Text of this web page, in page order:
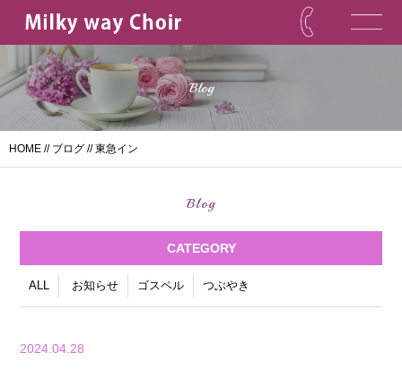
Blog
HOME // ブログ // 東急イン
Blog
CATEGORY
ALL お知らせ ゴスペル つぶやき
2024.04.28